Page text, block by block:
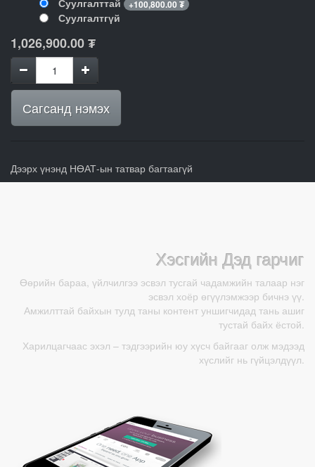
Суулгалттай
+100,800.00 ₮
Суулгалтгүй
1,026,900.00₮
Сагсанд нэмэх
Дээрх үнэнд НӨАТ-ын татвар багтаагүй
Хэсгийн Дэд гарчиг
Өөрийн бараа, үйлчилгээ эсвэл тусгай чадамжийн талаар нэг
эсвэл хоёр өгүүлэмжээр бичнэ үү.
Амжилттай байхын тулд таны контент уншигчидад тань ашиг
тустай байх ёстой.
Харилцагчаас эхэл – тэдгээрийн юу хүсч байгааг олж мэдээд
хүслийг нь гүйцэлдүүл.